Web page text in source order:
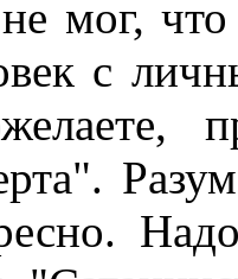
не мог,
с